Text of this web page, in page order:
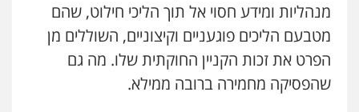
מנהליות ומידע חסוי אל תוך הליכי חילוט, שהם
מטבעם הליכים פוגעניים וקיצוניים, השוללים מן
הפרט את זכות הקניין החוקתית שלו. מה גם
שהפסיקה מחמירה ברובה ממילא.